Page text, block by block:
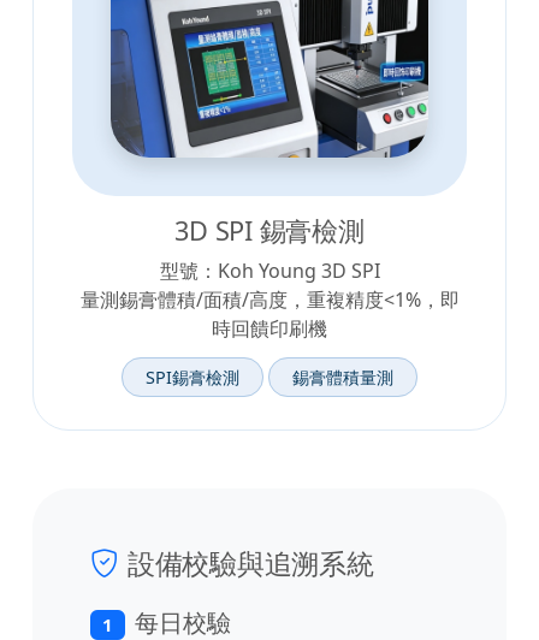
3D SPI 錫膏檢測
型號：Koh Young 3D SPI
量測錫膏體積/面積/高度，重複精度<1%，即
時回饋印刷機
SPI錫膏檢測 錫膏體積量測
設備校驗與追溯系統
1 每日校驗